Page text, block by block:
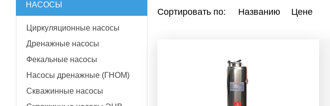
НАСОСЫ
Циркуляционные насосы
Дренажные насосы
Фекальные насосы
Насосы дренажные (ГНОМ)
Скважинные насосы
Сортировать по: Названию Цене